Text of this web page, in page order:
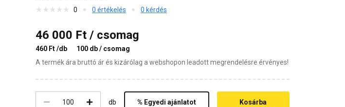
0
0 értékelés 0 kérdés
46 000 Ft / csomag
460 Ft /db
100 db / csomag
A termék ára bruttó ár és kizárólag a webshopon leadott megrendelésre érvényes!
db
% Egyedi ajánlatot
Kosárba